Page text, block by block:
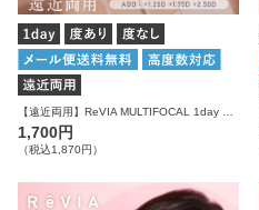
1,700円
（税込1,870円）